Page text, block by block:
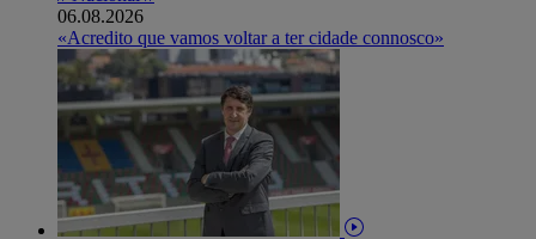
06.08.2026
«Acredito que vamos voltar a ter cidade connosco»